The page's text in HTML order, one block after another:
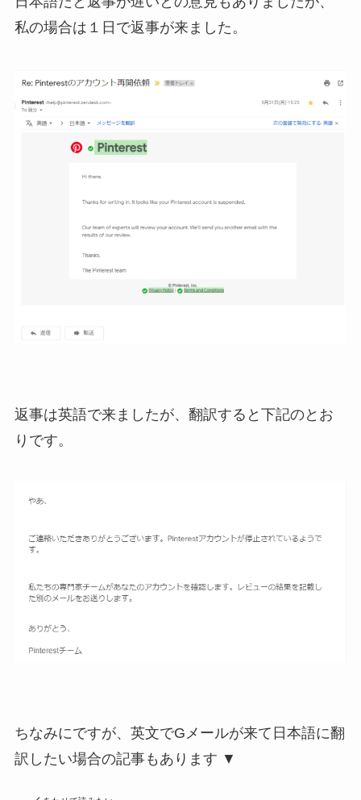
私の場合は１日で返事が来ました。
返事は英語で来ましたが、翻訳すると下記のとお
りです。
ちなみにですが、英文でGメールが来て日本語に翻
訳したい場合の記事もあります ▼